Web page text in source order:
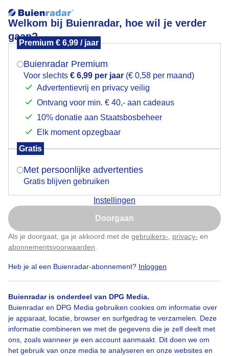
Welkom bij Buienradar, hoe wil je verder
gaan?
Premium € 6,99 / jaar
Buienradar Premium
Voor slechts € 6,99 per jaar (€ 0,58 per maand)
Advertentievrij en privacy veilig
Ontvang voor min. € 40,- aan cadeaus
10% donatie aan Staatsbosbeheer
Elk moment opzegbaar
Gratis
Met persoonlijke advertenties
Gratis blijven gebruiken
Instellingen
Doorgaan
Als je doorgaat, ga je akkoord met de gebruikers- privacy- en
abonnementsvoorwaarden
Heb je al een Buienradar-abonnement? Inloggen
Buienradar is onderdeel van DPG Media.
Buienradar en DPG Media gebruiken cookies om informatie over
je apparaat, locatie, browser en surfgedrag te verzamelen. Deze
informatie combineren we met de gegevens die je zelf deelt met
ons, zoals wanneer je een account aanmaakt. Dit doen we om
het gebruik van onze media te analyseren en onze websites en
Gasselternijveenschemond,W van Paick
Door: public Gemaakt: 08-05-2026, 18x bekeken
Een moment geduld aub...
Mogen we je locatie gebruiken voor het
Indien je hier nog geen akkoord op hebt gegeven,
verschijnt er zo een pop-up uit je browser waarin
Is goed, toon de popup
Nu niet, misschien later
Klik hierom dit aan te passen